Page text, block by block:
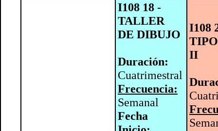
I108 18 -
TALLER
DE DIBUJO
Duración:
Cuatrimestral
Frecuencia:
Semanal
Fecha
I108
II